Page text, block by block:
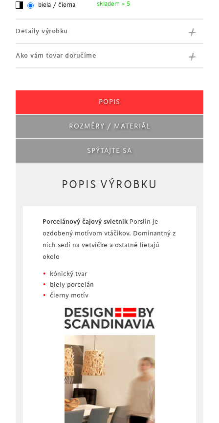
biela / čierna skladem > 5
Detaily výrobku
Ako vám tovar doručíme
POPIS
ROZMĚRY / MATERIÁL
SPÝTAJTE SA
POPIS VÝROBKU
Porcelánový čajový svietnik Porslin je
ozdobený motívom vtáčikov. Dominantný z
nich sedí na vetvičke a ostatné lietajú
okolo
kónický tvar
biely porcelán
čierny motív